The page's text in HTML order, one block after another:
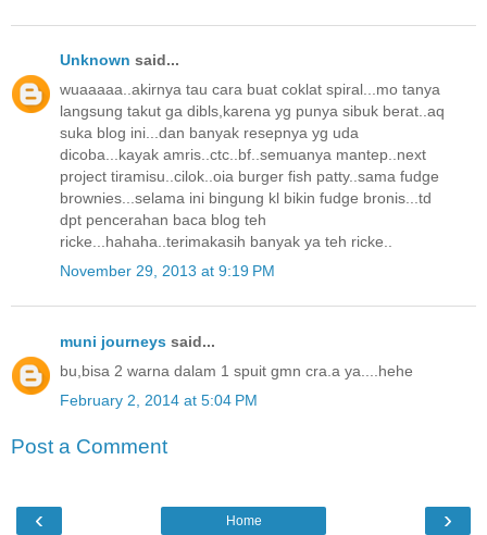
Unknown said...
wuaaaaa..akirnya tau cara buat coklat spiral...mo tanya
langsung takut ga dibls,karena yg punya sibuk berat..aq
suka blog ini...dan banyak resepnya yg uda
dicoba...kayak amris..ctc..bf..semuanya mantep..next
project tiramisu..cilok..oia burger fish patty..sama fudge
brownies...selama ini bingung kl bikin fudge bronis...td
dpt pencerahan baca blog teh
ricke...hahaha..terimakasih banyak ya teh ricke..
November 29, 2013 at 9:19 PM
muni journeys said...
bu,bisa 2 warna dalam 1 spuit gmn cra.a ya....hehe
February 2, 2014 at 5:04 PM
Post a Comment
‹ ›
Home